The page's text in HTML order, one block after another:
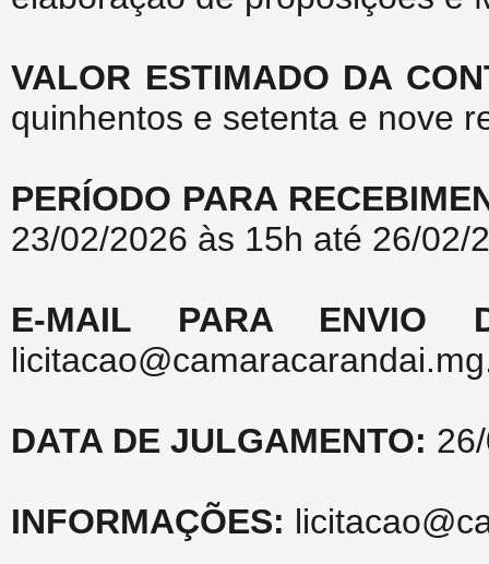
VALOR ESTIMADO DA
quinhentos e setenta e nove
PERÍODO PARA
23/02/2026 às 15h até 26/02/
E-MAIL PARA ENVIO
DATA DE JULGAMENTO:
INFORMAÇÕES: